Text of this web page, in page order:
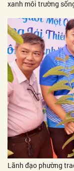
xanh môi trường
Lãnh đạo phường